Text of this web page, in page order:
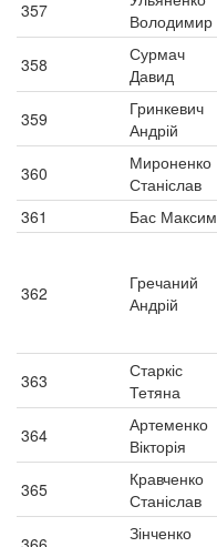
357
Володимир
358
Сурмач
Давид
359
Гринкевич
Андрій
360
Мироненко
Станіслав
361
Бас Максим
362
Гречаний
Андрій
363
Старкіс
Тетяна
364
Артеменко
Вікторія
365
Кравченко
Станіслав
Зінченко